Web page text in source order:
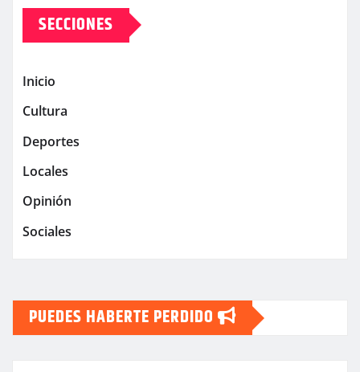
SECCIONES
Inicio
Cultura
Deportes
Locales
Opinión
Sociales
PUEDES HABERTE PERDIDO